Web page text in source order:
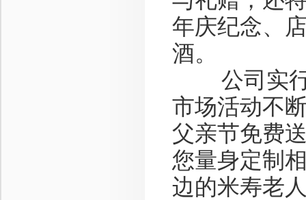
年庆纪念、
酒。
公司实行
市场活动不
父亲节免费
您量身定制
边的米寿老